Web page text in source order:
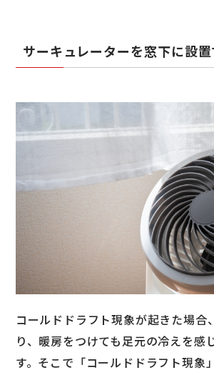
サーキュレーターを窓下に設置
コールドドラフト現象が起きた場合
り、暖房をつけても足元の冷えを感
す。そこで「コールドドラフト現象